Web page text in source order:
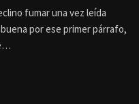
fumar una vez leída
por ese primer párrafo,